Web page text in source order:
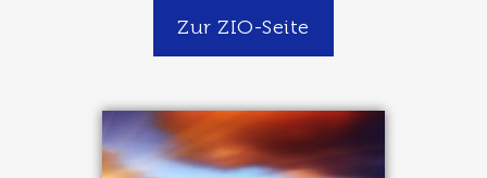
Zur ZIO-Seite